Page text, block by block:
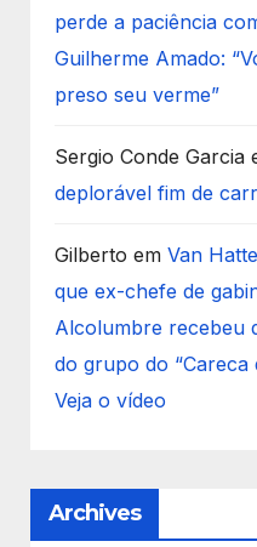
perde a paciência
Guilherme Amado:
preso seu verme”
Sergio Conde Garcia
deplorável fim de
Gilberto em Van
que ex-chefe de
Alcolumbre recebeu
do grupo do “Careca
Veja o vídeo
Archives